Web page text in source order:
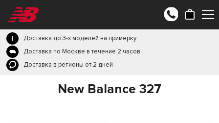
Доставка до 3-х моделей на примерку
Доставка по Москве в течение 2 часов
Доставка в регионы от 2 дней
New Balance 327